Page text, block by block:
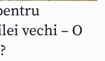
vechi – O